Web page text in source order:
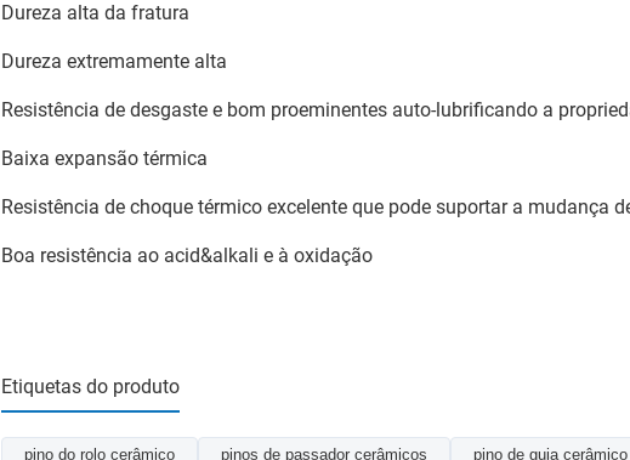
Dureza alta da fratura
Dureza extremamente alta
Resistência de desgaste e bom proeminentes auto-lubrificando a
Baixa expansão térmica
Resistência de choque térmico excelente que pode suportar a mudança
Boa resistência ao acid&alkali e à oxidação
Etiquetas do produto
pino do rolo cerâmico pinos de passador cerâmicos pino de guia cerâmico